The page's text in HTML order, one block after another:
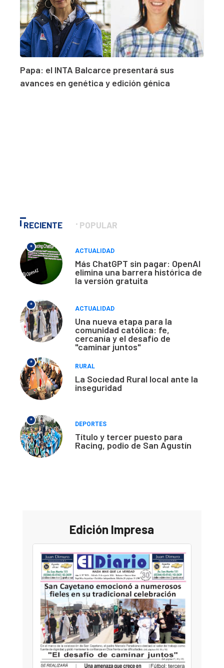
Papa: el INTA Balcarce presentará sus
avances en genética y edición génica
RECIENTE POPULAR
*
ACTUALIDAD
Más ChatGPT sin pagar: OpenAI
elimina una barrera histórica de
la versión gratuita
*
ACTUALIDAD
Una nueva etapa para la
comunidad católica: fe,
cercanía y el desafío de
"caminar juntos"
*
RURAL
La Sociedad Rural local ante la
inseguridad
*
DEPORTES
Título y tercer puesto para
Racing, podio de San Agustín
Edición Impresa